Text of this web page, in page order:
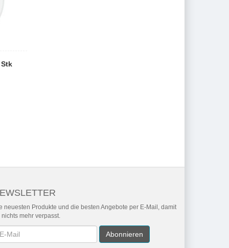
neuesten Produkte und die besten Angebote per E-Mail, damit
nichts mehr verpasst.
Abonnieren